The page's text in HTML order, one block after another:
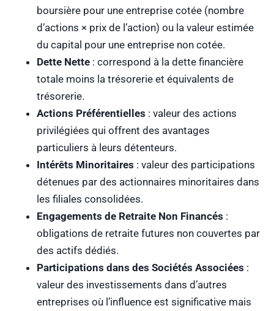
boursière pour une entreprise cotée (nombre
d’actions × prix de l’action) ou la valeur estimée
du capital pour une entreprise non cotée.
Dette Nette : correspond à la dette financière
totale moins la trésorerie et équivalents de
trésorerie.
Actions Préférentielles : valeur des actions
privilégiées qui offrent des avantages
particuliers à leurs détenteurs.
Intérêts Minoritaires : valeur des participations
détenues par des actionnaires minoritaires dans
les filiales consolidées.
Engagements de Retraite Non Financés :
obligations de retraite futures non couvertes par
des actifs dédiés.
Participations dans des Sociétés Associées :
valeur des investissements dans d’autres
entreprises où l’influence est significative mais